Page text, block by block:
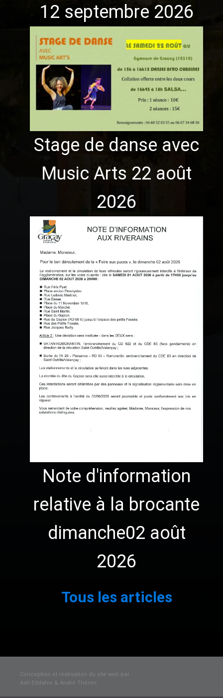
12 septembre 2026
Stage de danse avec
Music Arts 22 août
2026
Note d'information
relative à la brocante
dimanche02 août
2026
Tous les articles
Conception et réalisation du site web par :
Adil Eddahis & André Théron